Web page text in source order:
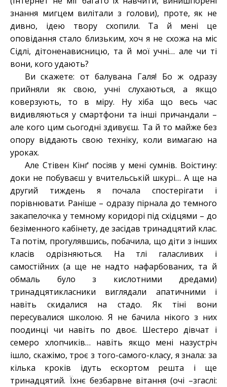
знання мигцем вилітали з голови), проте, як не
дивно, ідею твору схопили. Та й мені це
оповідання стало близьким, хоч я не схожа на міс
Сідлі, дітоненависницю, та й мої учні… але чи ті
вони, кого удають?
Ви скажете: от балувана Галя! Бо ж одразу
прийняли як свою, учні слухаються, а якщо
коверзують, то в міру. Ну хіба що весь час
видивляються у смартфони та інші причандали –
але кого цим сьогодні здивуєш. Та й то майже без
опору віддають свою техніку, коли вимагаю на
уроках.
Але Стівен Кінґ посіяв у мені сумнів. Воістину:
доки не побуваєш у вчительській шкурі… А ще на
другий тиждень я почала спостерігати і
порівнювати. Раніше – одразу пірнала до темного
закапелочка у темному коридорі під східцями – до
безіменного кабінету, де засідав тринадцятий клас.
Та потім, прогулявшись, побачила, що діти з інших
класів одрізняються. На тлі галасливих і
самостійних (а ще не надто нафарбованих, та й
обмаль було з кислотними дредами)
тринадцятикласники виглядали апатичними і
навіть скидалися на стадо. Як тіні вони
пересувалися школою. Я не бачила нікого з них
поодинці чи навіть по двоє. Шестеро дівчат і
семеро хлопчиків… навіть якщо мені назустріч
ішло, скажімо, троє з того-самого-класу, я знала: за
кілька кроків ідуть ескортом решта і ще
тринадцятий. Їхнє безбарвне вітання (очі –згаслі: